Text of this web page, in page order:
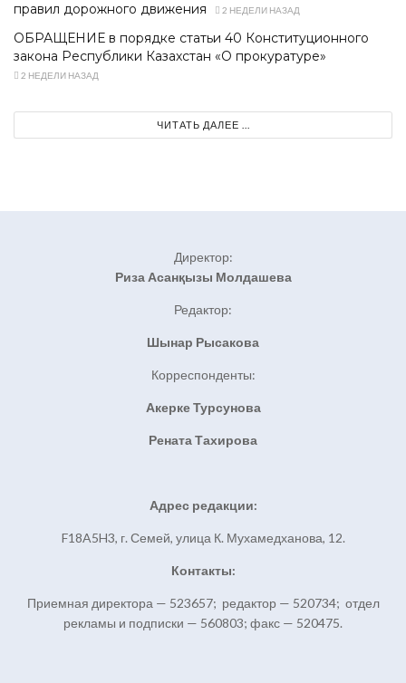
правил дорожного движения
2 НЕДЕЛИ НАЗАД
ОБРАЩЕНИЕ в порядке статьи 40 Конституционного
закона Республики Казахстан «О прокуратуре»
2 НЕДЕЛИ НАЗАД
ЧИТАТЬ ДАЛЕЕ ...
Директор:
Риза Асанқызы Молдашева
Редактор:
Шынар Рысакова
Корреспонденты:
Акерке Турсунова
Рената Тахирова
Адрес редакции:
F18A5H3, г. Семей, улица К. Мухамедханова, 12.
Контакты:
Приемная директора — 523657; редактор — 520734; отдел
рекламы и подписки — 560803; факс — 520475.